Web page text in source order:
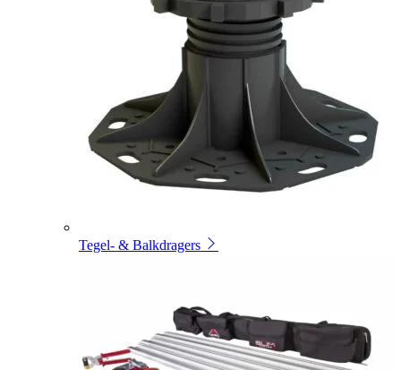
Tegel- & Balkdragers